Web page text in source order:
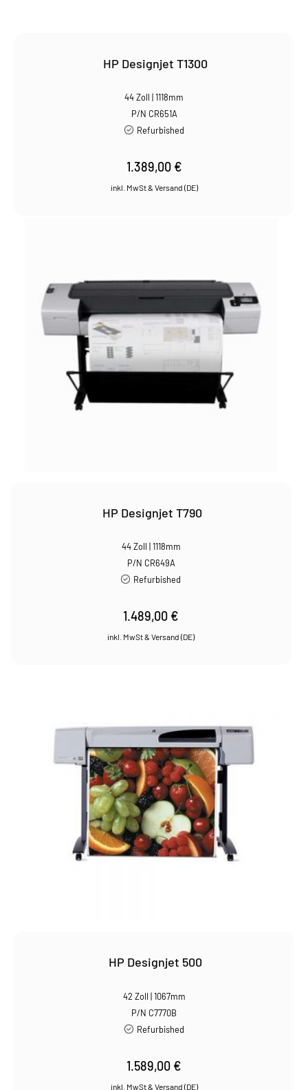
HP Designjet T1300
44 Zoll | 1118mm
P/N CR651A
Refurbished
1.389,00 €
HP Designjet T790
44 Zoll | 1118mm
P/N CR649A
Refurbished
1.489,00 €
HP Designjet 500
42 Zoll | 1067mm
P/N C7770B
Refurbished
1.589,00 €